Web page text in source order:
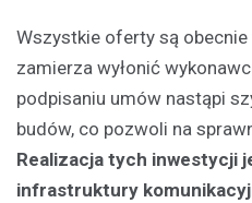
Wszystkie oferty są
zamierza wyłonić
podpisaniu umów nastąpi
budów, co pozwoli na
Realizacja tych inwestycji
infrastruktury